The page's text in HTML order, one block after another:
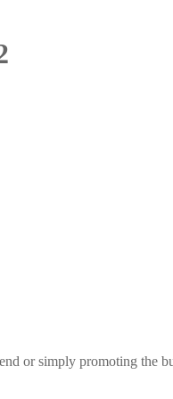
or simply promoting the